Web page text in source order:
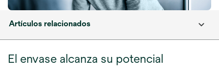
Artículos relacionados
El envase alcanza su potencial